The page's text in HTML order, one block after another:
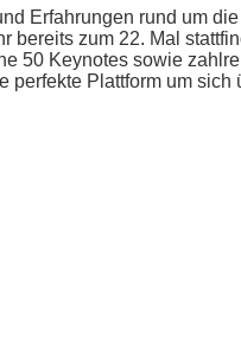
Erfahrungen rund um
bereits zum 22. Mal
50 Keynotes sowie
perfekte Plattform um sich